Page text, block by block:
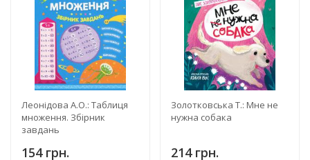
Леонідова А.О.: Таблиця
множення. Збірник
завдань
154 грн.
Золотковська Т.: Мне не
нужна собака
214 грн.